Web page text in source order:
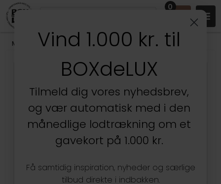
0
Mærker Räder
Vind 1.000 kr. til
BOXdeLUX
Tilmeld dig vores nyhedsbrev,
og vær automatisk med i den
månedlige lodtrækning om et
gavekort på 1.000 kr.
Få samtidig inspiration, nyheder og særlige
tilbud direkte i indbakken.